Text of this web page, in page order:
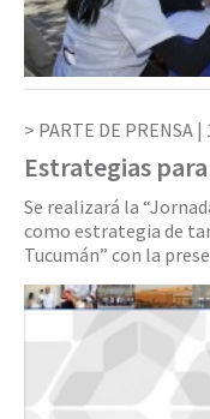
PARTE DE PRENSA |
Estrategias
Se realizará la
como estrategia de
Tucumán” con la